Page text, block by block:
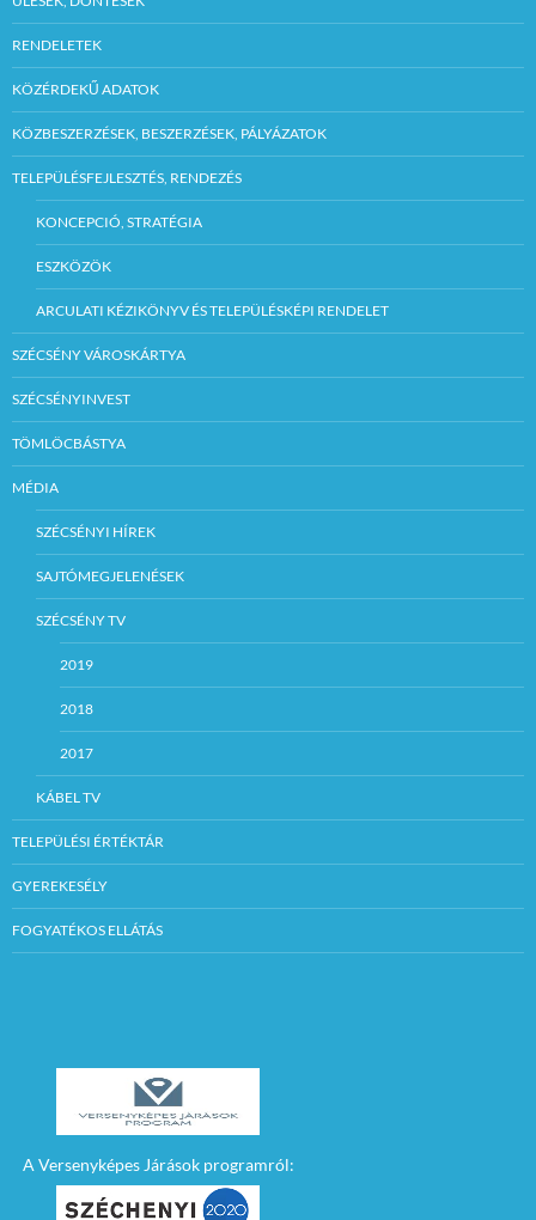
RENDELETEK
KÖZÉRDEKŰ ADATOK
KÖZBESZERZÉSEK, BESZERZÉSEK, PÁLYÁZATOK
TELEPÜLÉSFEJLESZTÉS, RENDEZÉS
KONCEPCIÓ, STRATÉGIA
ESZKÖZÖK
ARCULATI KÉZIKÖNYV ÉS TELEPÜLÉSKÉPI RENDELET
SZÉCSÉNY VÁROSKÁRTYA
SZÉCSÉNYINVEST
TÖMLÖCBÁSTYA
MÉDIA
SZÉCSÉNYI HÍREK
SAJTÓMEGJELENÉSEK
SZÉCSÉNY TV
2019
2018
2017
KÁBEL TV
TELEPÜLÉSI ÉRTÉKTÁR
GYEREKESÉLY
FOGYATÉKOS ELLÁTÁS
A Versenyképes Járások programról: